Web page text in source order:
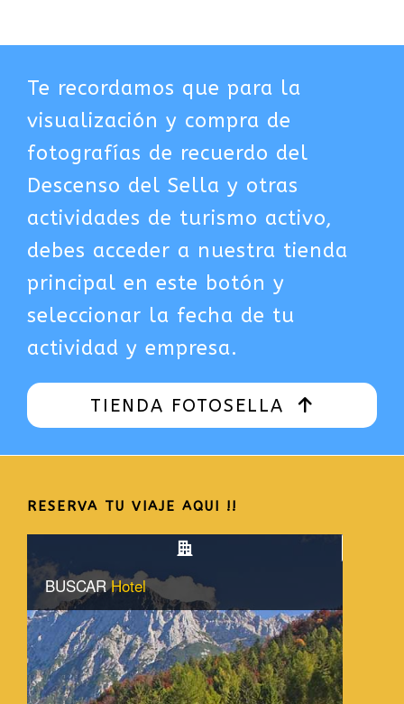
Te recordamos que para la
visualización y compra de
fotografías de recuerdo del
Descenso del Sella y otras
actividades de turismo activo,
debes acceder a nuestra tienda
principal en este botón y
seleccionar la fecha de tu
actividad y empresa.
TIENDA FOTOSELLA
RESERVA TU VIAJE AQUI !!